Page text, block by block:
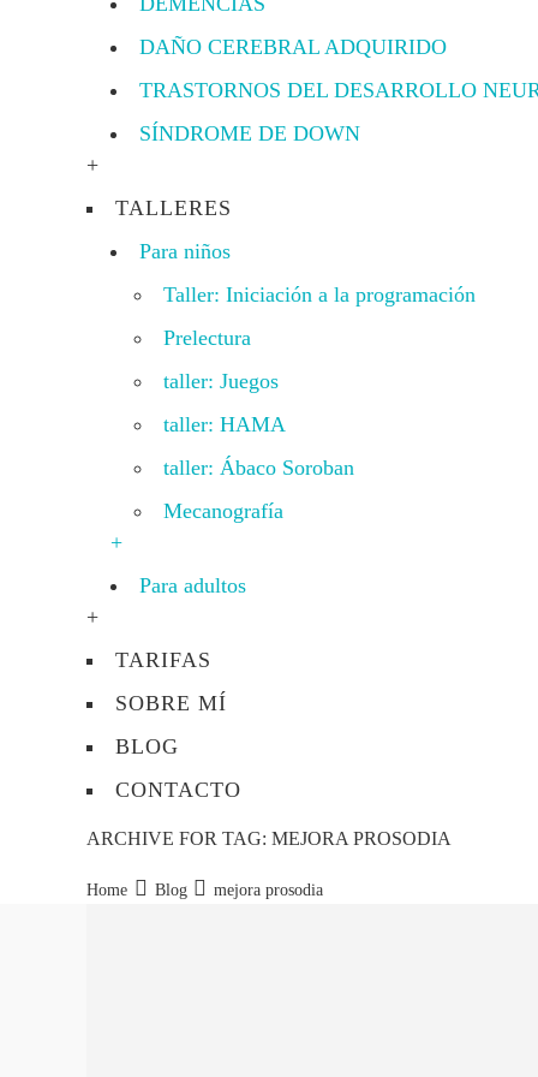
DAÑO CEREBRAL ADQUIRIDO
TRASTORNOS DEL DESARROLLO
SÍNDROME DE DOWN
+
TALLERES
Para niños
Taller: Iniciación a la programación
Prelectura
taller: Juegos
taller: HAMA
taller: Ábaco Soroban
Mecanografía
+
Para adultos
+
TARIFAS
SOBRE MÍ
BLOG
CONTACTO
ARCHIVE FOR TAG: MEJORA PROSODIA
Home Blog mejora prosodia